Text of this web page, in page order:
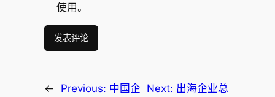
使用。
← Previous: 中国企 Next: 出海企业总